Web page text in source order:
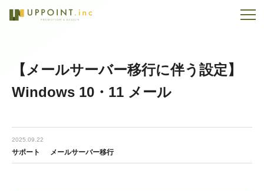
【メールサーバー移行に伴う設定】
Windows 10・11 メール
2025.09.22
サポート メールサーバー移行